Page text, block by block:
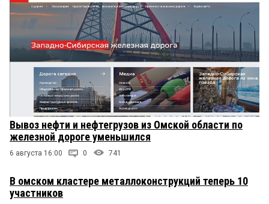
Вывоз нефти и нефтегрузов из Омской области по
железной дороге уменьшился
6 августа 16:00 0 741
В омском кластере металлоконструкций теперь 10
участников